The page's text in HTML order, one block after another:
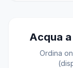
Acqua
Ordina